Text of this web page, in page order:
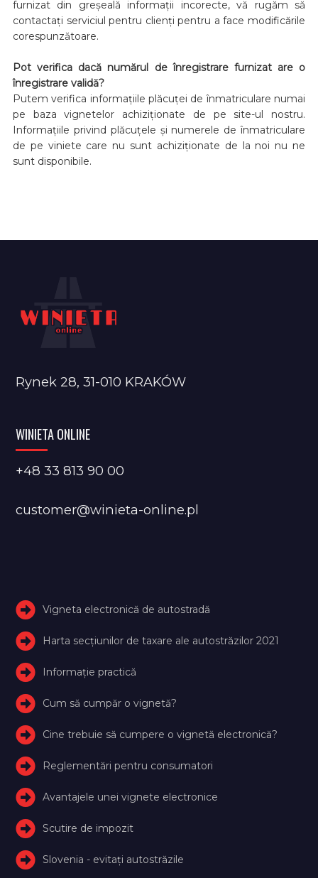
furnizat din greșeală informații incorecte, vă rugăm să
contactați serviciul pentru clienți pentru a face modificările
corespunzătoare.
Pot verifica dacă numărul de înregistrare furnizat are o
înregistrare validă?
Putem verifica informațiile plăcuței de înmatriculare numai
pe baza vignetelor achiziționate de pe site-ul nostru.
Informațiile privind plăcuțele și numerele de înmatriculare
de pe viniete care nu sunt achiziționate de la noi nu ne
sunt disponibile.
Rynek 28, 31-010 KRAKÓW
WINIETA ONLINE
+48 33 813 90 00
customer@winieta-online.pl
Vigneta electronică de autostradă
Harta secțiunilor de taxare ale autostrăzilor 2021
Informație practică
Cum să cumpăr o vignetă?
Cine trebuie să cumpere o vignetă electronică?
Reglementări pentru consumatori
Avantajele unei vignete electronice
Scutire de impozit
Slovenia - evitați autostrăzile